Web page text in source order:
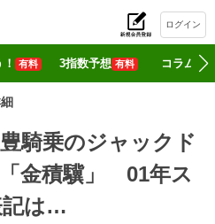
ログイン
有料 3指数予想 有料 コラム
騎乗のジャックド
金積驥」 01年ス
記は…